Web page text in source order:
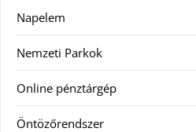
Napelem
Nemzeti Parkok
Online pénztárgép
Öntözőrendszer